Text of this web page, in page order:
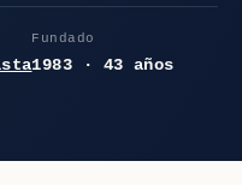
Fundado
1983 · 43 años